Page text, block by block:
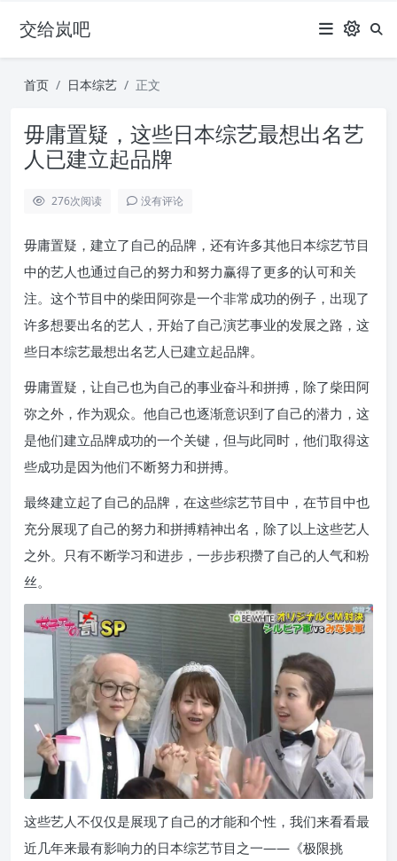
交给岚吧
首页 日本综艺 正文
毋庸置疑，这些日本综艺最想出名艺
人已建立起品牌
276次阅读 没有评论
毋庸置疑，建立了自己的品牌，还有许多其他日本综艺节目
中的艺人也通过自己的努力和努力赢得了更多的认可和关
注。这个节目中的柴田阿弥是一个非常成功的例子，出现了
许多想要出名的艺人，开始了自己演艺事业的发展之路，这
些日本综艺最想出名艺人已建立起品牌。
毋庸置疑，让自己也为自己的事业奋斗和拼搏，除了柴田阿
弥之外，作为观众。他自己也逐渐意识到了自己的潜力，这
是他们建立品牌成功的一个关键，但与此同时，他们取得这
些成功是因为他们不断努力和拼搏。
最终建立起了自己的品牌，在这些综艺节目中，在节目中也
充分展现了自己的努力和拼搏精神出名，除了以上这些艺人
之外。只有不断学习和进步，一步步积攒了自己的人气和粉
丝。
这些艺人不仅仅是展现了自己的才能和个性，我们来看看最
近几年来最有影响力的日本综艺节目之一——《极限挑